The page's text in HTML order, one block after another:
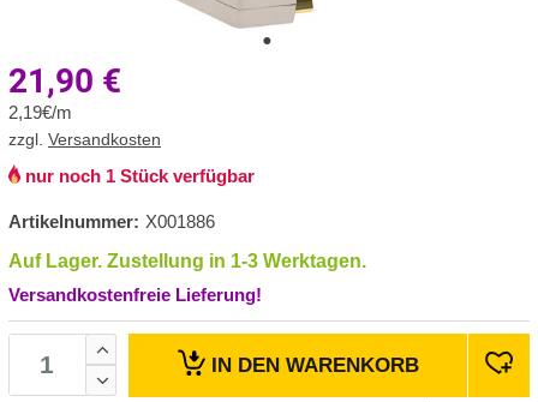
21,90 €
2,19€/m
zzgl. Versandkosten
nur noch 1 Stück verfügbar
Artikelnummer: X001886
Auf Lager. Zustellung in 1-3 Werktagen.
Versandkostenfreie Lieferung!
IN DEN WARENKORB